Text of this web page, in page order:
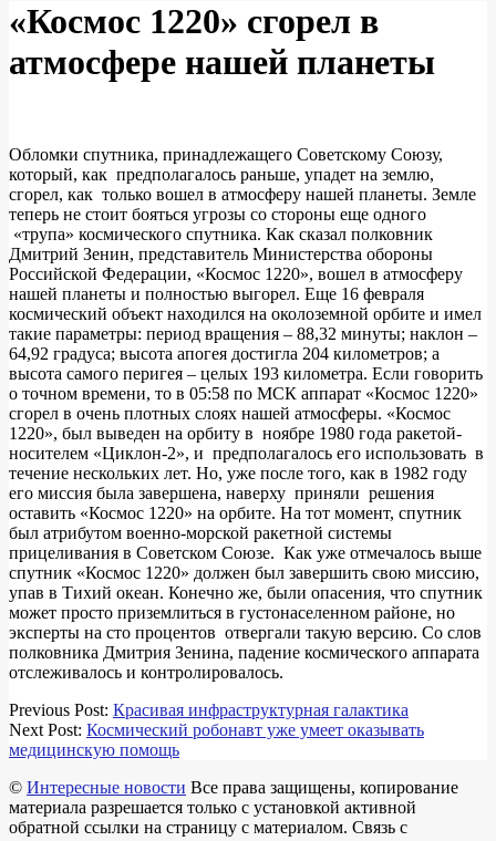
«Космос 1220» сгорел в
атмосфере нашей планеты
Обломки спутника, принадлежащего Советскому Союзу,
который, как предполагалось раньше, упадет на землю,
сгорел, как только вошел в атмосферу нашей планеты. Земле
теперь не стоит бояться угрозы со стороны еще одного
«трупа» космического спутника. Как сказал полковник
Дмитрий Зенин, представитель Министерства обороны
Российской Федерации, «Космос 1220», вошел в атмосферу
нашей планеты и полностью выгорел. Еще 16 февраля
космический объект находился на околоземной орбите и имел
такие параметры: период вращения – 88,32 минуты; наклон –
64,92 градуса; высота апогея достигла 204 километров; а
высота самого перигея – целых 193 километра. Если говорить
о точном времени, то в 05:58 по МСК аппарат «Космос 1220»
сгорел в очень плотных слоях нашей атмосферы. «Космос
1220», был выведен на орбиту в ноябре 1980 года ракетой-
носителем «Циклон-2», и предполагалось его использовать в
течение нескольких лет. Но, уже после того, как в 1982 году
его миссия была завершена, наверху приняли решения
оставить «Космос 1220» на орбите. На тот момент, спутник
был атрибутом военно-морской ракетной системы
прицеливания в Советском Союзе. Как уже отмечалось выше
спутник «Космос 1220» должен был завершить свою миссию,
упав в Тихий океан. Конечно же, были опасения, что спутник
может просто приземлиться в густонаселенном районе, но
эксперты на сто процентов отвергали такую версию. Со слов
полковника Дмитрия Зенина, падение космического аппарата
отслеживалось и контролировалось.
2018-
03-
18
Previous Post: Красивая инфраструктурная галактика
Next Post: Космический робонавт уже умеет оказывать
медицинскую помощь
© Интересные новости Все права защищены, копирование
материала разрешается только с установкой активной
обратной ссылки на страницу с материалом. Связь с